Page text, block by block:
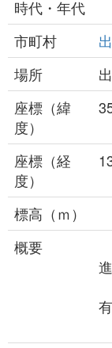
時代・年代
市町村
場所
座標（緯
度）
座標（経
度）
標高（ｍ）
概要
進